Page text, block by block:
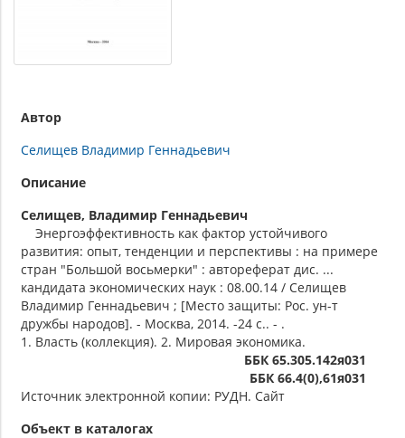
Автор
Селищев Владимир Геннадьевич
Описание
Селищев, Владимир Геннадьевич
Энергоэффективность как фактор устойчивого
развития: опыт, тенденции и перспективы : на примере
стран "Большой восьмерки" : автореферат дис. ...
кандидата экономических наук : 08.00.14 / Селищев
Владимир Геннадьевич ; [Место защиты: Рос. ун-т
дружбы народов]. - Москва, 2014. -24 с.. - .
1. Власть (коллекция). 2. Мировая экономика.
ББК 65.305.142я031
ББК 66.4(0),61я031
Источник электронной копии: РУДН. Сайт
Объект в каталогах